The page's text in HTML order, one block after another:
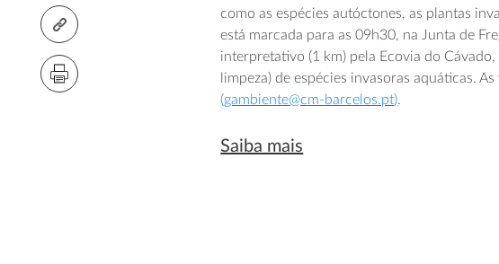
como as espécies autóctones, as plantas
está marcada para as 09h30, na Junta de
interpretativo (1 km) pela Ecovia do
limpeza) de espécies invasoras aquáticas.
(gambiente@cm-barcelos.pt).
Saiba mais